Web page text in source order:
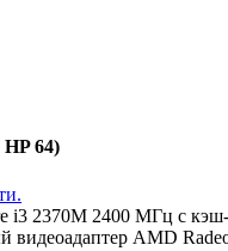
64)
i3 2370M 2400 МГц с
видеоадаптер AMD